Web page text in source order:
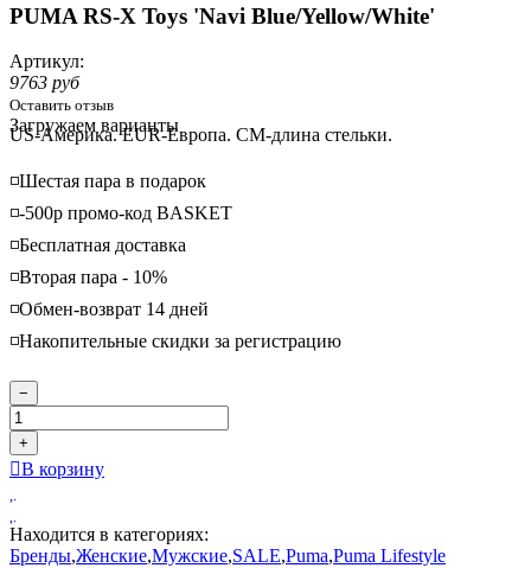
PUMA RS-X Toys 'Navi Blue/Yellow/White'
Артикул:
9763 руб
Оставить отзыв
Loading...
Загружаем варианты
US-Америка. EUR-Европа. CM-длина стельки.
◽️Шестая пара в подарок
◽️-500р промо-код BASKET
◽️Бесплатная доставка
◽️Вторая пара - 10%
◽️Обмен-возврат 14 дней
◽️Накопительные скидки за регистрацию
−
+
В корзину
Находится в категориях:
Бренды,Женские,Мужские,SALE,Puma,Puma Lifestyle